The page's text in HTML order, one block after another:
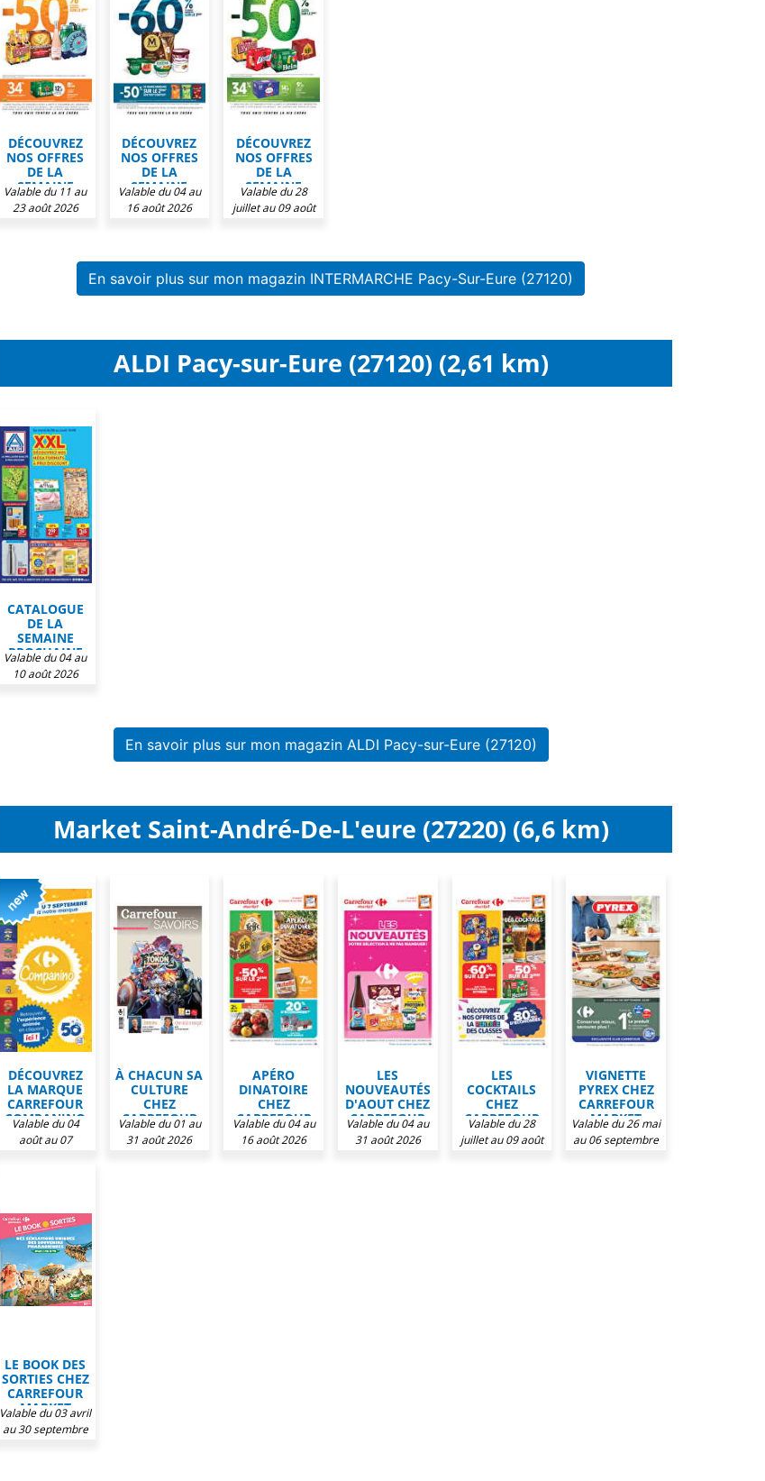
DÉCOUVREZ
NOS OFFRES
DE LA
SEMAINE
CHEZ
INTERMARCHÉ
Valable du 11 au
23 août 2026
DÉCOUVREZ
NOS OFFRES
DE LA
SEMAINE
CHEZ
INTERMARCHÉ
Valable du 04 au
16 août 2026
DÉCOUVREZ
NOS OFFRES
DE LA
SEMAINE
CHEZ
INTERMARCHÉ
Valable du 28
juillet au 09 août
En savoir plus sur mon magazin INTERMARCHE Pacy-Sur-Eure (27120)
ALDI Pacy-sur-Eure (27120) (2,61 km)
CATALOGUE
DE LA
SEMAINE
PROCHAINE
CHEZ ALDI
Valable du 04 au
10 août 2026
En savoir plus sur mon magazin ALDI Pacy-sur-Eure (27120)
Market Saint-André-De-L'eure (27220) (6,6 km)
DÉCOUVREZ
LA MARQUE
CARREFOUR
COMPANINO
CHEZ
CARREFOUR
Valable du 04
août au 07
À CHACUN SA
CULTURE
CHEZ
CARREFOUR
MARKET
Valable du 01 au
31 août 2026
APÉRO
DINATOIRE
CHEZ
CARREFOUR
MARKET
Valable du 04 au
16 août 2026
LES
NOUVEAUTÉS
D'AOUT CHEZ
CARREFOUR
MARKET
Valable du 04 au
31 août 2026
LES
COCKTAILS
CHEZ
CARREFOUR
MARKET
Valable du 28
juillet au 09 août
VIGNETTE
PYREX CHEZ
CARREFOUR
MARKET
Valable du 26 mai
au 06 septembre
LE BOOK DES
SORTIES CHEZ
CARREFOUR
MARKET
Valable du 03 avril
au 30 septembre